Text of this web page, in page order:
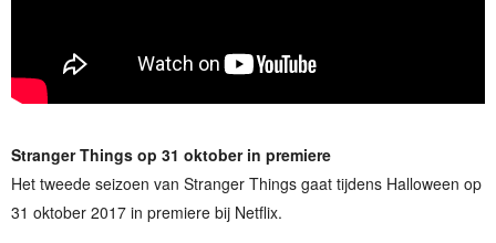
Stranger Things op 31 oktober in premiere
Het tweede seizoen van Stranger Things gaat tijdens Halloween op
31 oktober 2017 in premiere bij Netflix.